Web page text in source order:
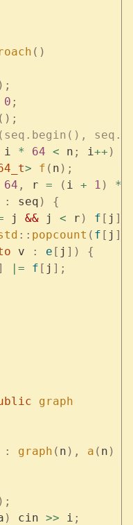
()
0 ;
();
i * 64 < n ; i++ )
> f ( n );
64 , r = ( i + 1 ) *
: seq )
{
j && j < r ) f [ j ]
:: popcount ( f [ j
v : e [ j ])
{
|= f [ j ];
graph
: graph ( n ), a ( n )
) cin >> i ;